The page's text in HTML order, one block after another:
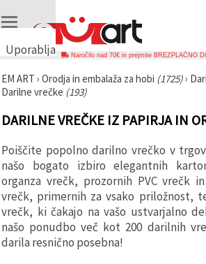
Uporabljamo
🍪
Uporabljamo
podobne
tehnologije,
zagotovimo
pravilno
delovanje
spletnega
mesta,
izboljšamo
vašo
uporabniško
izkušnjo ter
Naročilo nad 70€ in prejmite BREZPLAČNO
EM ART › Orodja in embalaža za hobi (1725)›
Darilne vrečke (193)
DARILNE VREČKE IZ PAPIRJA IN
Poiščite popolno darilno vrečko v
našo bogato izbiro elegantnih
organza vrečk, prozornih PVC vrečk
vrečk, primernih za vsako priložnost,
vrečk, ki čakajo na vašo ustvarjalno
našo ponudbo več kot 200 darilnih
darila resnično posebna!